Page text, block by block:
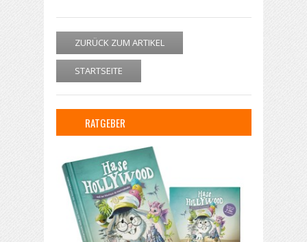
ZURÜCK ZUM ARTIKEL
STARTSEITE
RATGEBER